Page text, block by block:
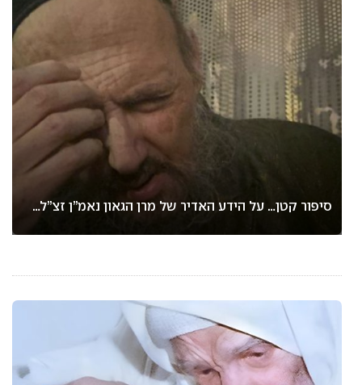
סיפור קטן… על הידע האדיר של מרן הגאון נאמ”ן זצ”ל…